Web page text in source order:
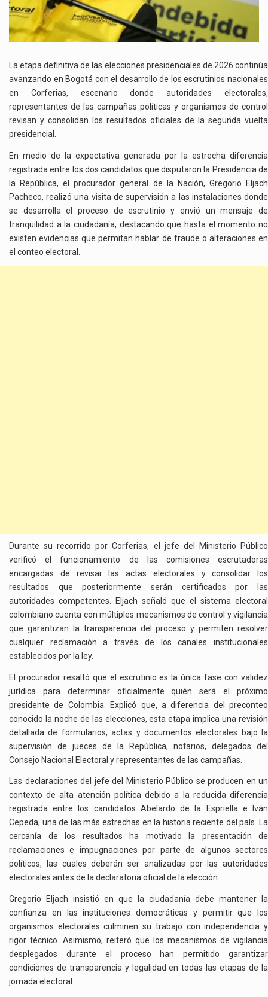
PROCESO
ELECTORAL
La etapa definitiva de las elecciones presidenciales de 2026 continúa
avanzando en Bogotá con el desarrollo de los escrutinios nacionales
en Corferias, escenario donde autoridades electorales,
representantes de las campañas políticas y organismos de control
revisan y consolidan los resultados oficiales de la segunda vuelta
presidencial.
En medio de la expectativa generada por la estrecha diferencia
registrada entre los dos candidatos que disputaron la Presidencia de
la República, el procurador general de la Nación, Gregorio Eljach
Pacheco, realizó una visita de supervisión a las instalaciones donde
se desarrolla el proceso de escrutinio y envió un mensaje de
tranquilidad a la ciudadanía, destacando que hasta el momento no
existen evidencias que permitan hablar de fraude o alteraciones en
el conteo electoral.
Durante su recorrido por Corferias, el jefe del Ministerio Público
verificó el funcionamiento de las comisiones escrutadoras
encargadas de revisar las actas electorales y consolidar los
resultados que posteriormente serán certificados por las
autoridades competentes. Eljach señaló que el sistema electoral
colombiano cuenta con múltiples mecanismos de control y vigilancia
que garantizan la transparencia del proceso y permiten resolver
cualquier reclamación a través de los canales institucionales
establecidos por la ley.
El procurador resaltó que el escrutinio es la única fase con validez
jurídica para determinar oficialmente quién será el próximo
presidente de Colombia. Explicó que, a diferencia del preconteo
conocido la noche de las elecciones, esta etapa implica una revisión
detallada de formularios, actas y documentos electorales bajo la
supervisión de jueces de la República, notarios, delegados del
Consejo Nacional Electoral y representantes de las campañas.
Las declaraciones del jefe del Ministerio Público se producen en un
contexto de alta atención política debido a la reducida diferencia
registrada entre los candidatos Abelardo de la Espriella e Iván
Cepeda, una de las más estrechas en la historia reciente del país. La
cercanía de los resultados ha motivado la presentación de
reclamaciones e impugnaciones por parte de algunos sectores
políticos, las cuales deberán ser analizadas por las autoridades
electorales antes de la declaratoria oficial de la elección.
Gregorio Eljach insistió en que la ciudadanía debe mantener la
confianza en las instituciones democráticas y permitir que los
organismos electorales culminen su trabajo con independencia y
rigor técnico. Asimismo, reiteró que los mecanismos de vigilancia
desplegados durante el proceso han permitido garantizar
condiciones de transparencia y legalidad en todas las etapas de la
jornada electoral.